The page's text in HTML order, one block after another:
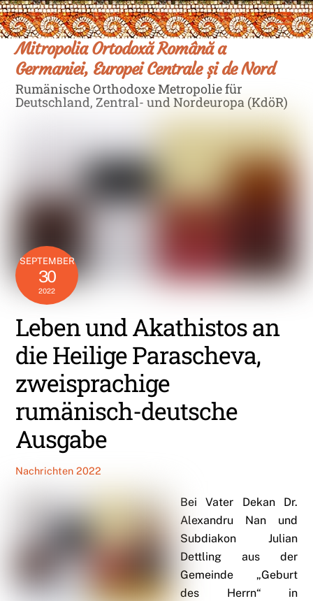
Skip
to
content
Mitropolia Ortodoxă Română a
Germaniei, Europei Centrale și de Nord
Rumänische Orthodoxe Metropolie für
Deutschland, Zentral- und Nordeuropa (KdöR)
SEPTEMBER
30
2022
Leben und Akathistos an
die Heilige Parascheva,
zweisprachige
rumänisch-deutsche
Ausgabe
Nachrichten 2022
Bei Vater Dekan Dr.
Alexandru Nan und
Subdiakon Julian
Dettling aus der
Gemeinde „Geburt
des Herrn“ in